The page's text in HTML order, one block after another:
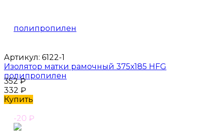
Артикул: 6122-1
Изолятор матки рамочный 375х185 HFG
полипропилен
352₽
332 ₽
Купить
-20 ₽